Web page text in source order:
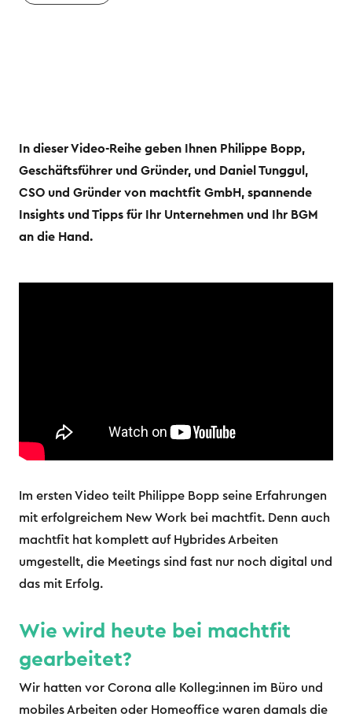
In dieser Video-Reihe geben Ihnen Philippe Bopp,
Geschäftsführer und Gründer, und Daniel Tunggul,
CSO und Gründer von machtfit GmbH, spannende
Insights und Tipps für Ihr Unternehmen und Ihr BGM
an die Hand.
Im ersten Video teilt Philippe Bopp seine Erfahrungen
mit erfolgreichem New Work bei machtfit. Denn auch
machtfit hat komplett auf Hybrides Arbeiten
umgestellt, die Meetings sind fast nur noch digital und
das mit Erfolg.
Wie wird heute bei machtfit
gearbeitet?
Wir hatten vor Corona alle Kolleg:innen im Büro und
mobiles Arbeiten oder Homeoffice waren damals die